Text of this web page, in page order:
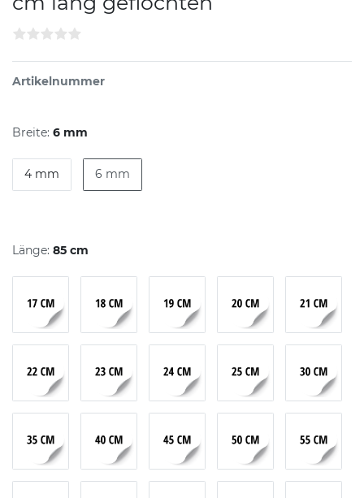
Artikelnummer
Breite: 6 mm
4 mm 6 mm
Länge: 85 cm